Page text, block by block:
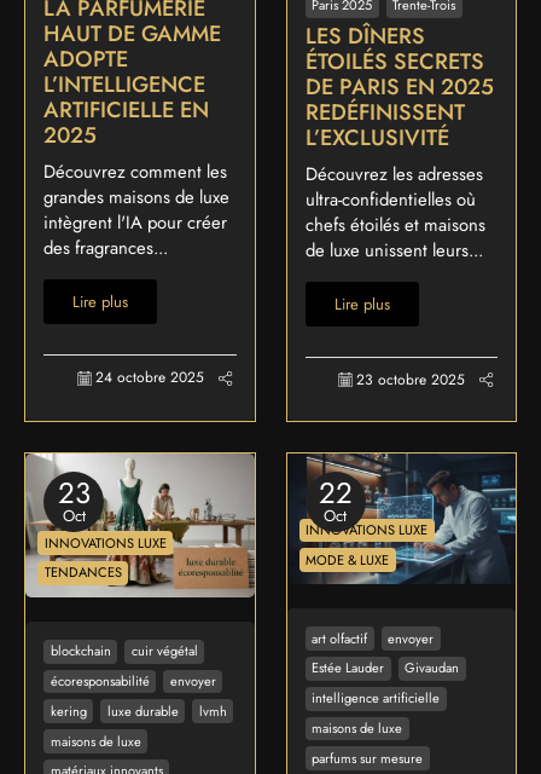
LA PARFUMERIE
HAUT DE GAMME
ADOPTE
L’INTELLIGENCE
ARTIFICIELLE EN
2025
Découvrez comment les
grandes maisons de luxe
intègrent l'IA pour créer
des fragrances...
Lire plus
24 octobre 2025
Paris 2025
Trente-Trois
LES DÎNERS
ÉTOILÉS SECRETS
DE PARIS EN 2025
REDÉFINISSENT
L’EXCLUSIVITÉ
Découvrez les adresses
ultra-confidentielles où
chefs étoilés et maisons
de luxe unissent leurs...
Lire plus
23 octobre 2025
23
Oct
INNOVATIONS LUXE
TENDANCES
blockchain
cuir végétal
écoresponsabilité
envoyer
kering
luxe durable
lvmh
maisons de luxe
22
Oct
INNOVATIONS LUXE
MODE & LUXE
art olfactif
envoyer
Estée Lauder
Givaudan
intelligence artificielle
maisons de luxe
parfums sur mesure